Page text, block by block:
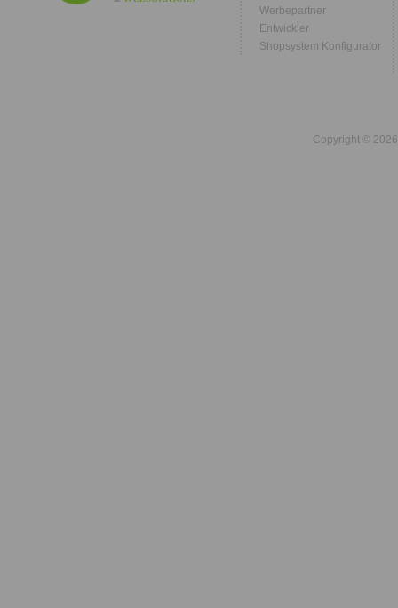
Werbepartner
Entwickler
Shopsystem Konfigurator
Copyright ©